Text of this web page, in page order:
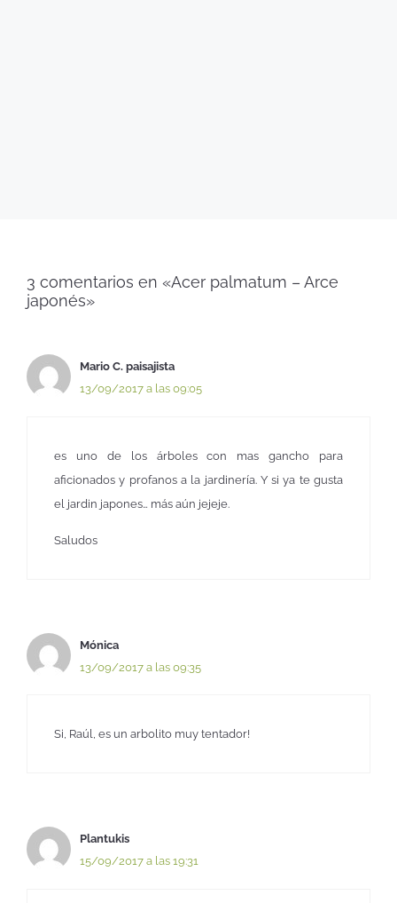
3 comentarios en «Acer palmatum – Arce
japonés»
Mario C. paisajista
13/09/2017 a las 09:05
es uno de los árboles con mas gancho para
aficionados y profanos a la jardinería. Y si ya te gusta
el jardin japones… más aún jejeje.
Saludos
Mónica
13/09/2017 a las 09:35
Si, Raúl, es un arbolito muy tentador!
Plantukis
15/09/2017 a las 19:31